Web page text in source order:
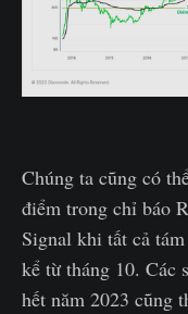
Chúng ta cũng có
điểm trong chỉ báo
Signal khi tất cả
kể từ tháng 10. Các
hết năm 2023 cũng